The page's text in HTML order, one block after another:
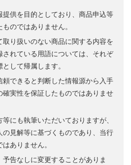
提供を目的としており、商品申込等
のではありません。
取り扱いのない商品に関する内容を
されている用語については、それぞ
して帰属します。
頼できると判断した情報源から入手
確実性を保証したものではありませ
にも執筆いただいておりますが、
の見解等に基づくものであり、当行
ありません。
告なしに変更することがありま